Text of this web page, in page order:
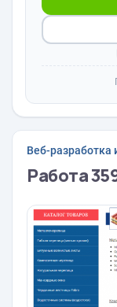
Веб-разработка
Работа